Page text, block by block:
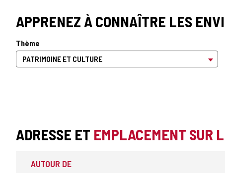
APPRENEZ À CONNAÎTRE LES
Thème
ADRESSE ET EMPLACEMENT SUR
AUTOUR DE